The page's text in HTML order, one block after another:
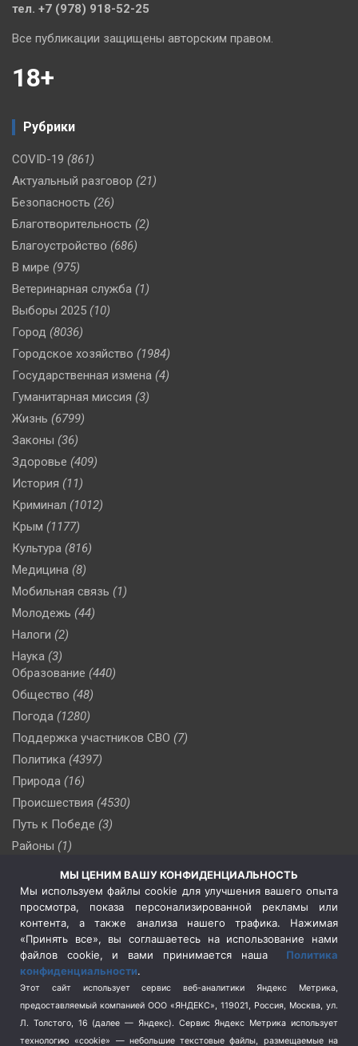
тел. +7 (978) 918-52-25
Все публикации защищены авторским правом.
18+
Рубрики
COVID-19 (861)
Актуальный разговор (21)
Безопасность (26)
Благотворительность (2)
Благоустройство (686)
В мире (975)
Ветеринарная служба (1)
Выборы 2025 (10)
Город (8036)
Городское хозяйство (1984)
Государственная измена (4)
Гуманитарная миссия (3)
Жизнь (6799)
Законы (36)
Здоровье (409)
История (11)
Криминал (1012)
Крым (1177)
Культура (816)
Медицина (8)
Мобильная связь (1)
Молодежь (44)
Налоги (2)
Наука (3)
Образование (440)
Общество (48)
Погода (1280)
Поддержка участников СВО (7)
Политика (4397)
Природа (16)
Происшествия (4530)
Путь к Победе (3)
Районы (1)
(510)
Сельское хозяйство (3)
Социальная политика
(3)
Спецоперация в Украине
Спецоперация на Украине
(404)
Спорт (740)
Терроризм (1)
Транспорт (262)
МЫ ЦЕНИМ ВАШУ КОНФИДЕНЦИАЛЬНОСТЬ
Мы используем файлы cookie для улучшения вашего опыта
просмотра, показа персонализированной рекламы или
контента, а также анализа нашего трафика. Нажимая
«Принять все», вы соглашаетесь на использование нами
файлов cookie, и вами принимается наша Политика
конфиденциальности.
Этот сайт использует сервис веб-аналитики Яндекс Метрика,
предоставляемый компанией ООО «ЯНДЕКС», 119021, Россия, Москва, ул.
Л. Толстого, 16 (далее — Яндекс). Сервис Яндекс Метрика использует
технологию «cookie» — небольшие текстовые файлы, размещаемые на